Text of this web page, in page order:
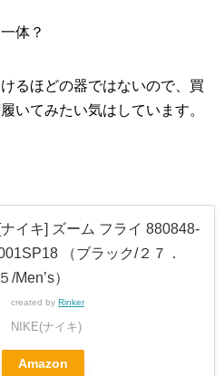
体？
るほどの器ではないので、買
いてみたい気はしています。
[ナイキ] ズーム フライ 880848-
（ブラック/２７．
５/Men’s）
created by Rinker
NIKE(ナイキ)
Amazon